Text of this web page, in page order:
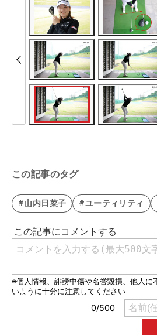
この記事のタグ
#山内日菜子 #ユーティリティ